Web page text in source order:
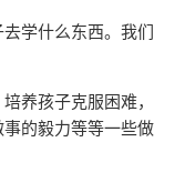
学什么东西。我们
养孩子克服困难，
的毅力等等一些做